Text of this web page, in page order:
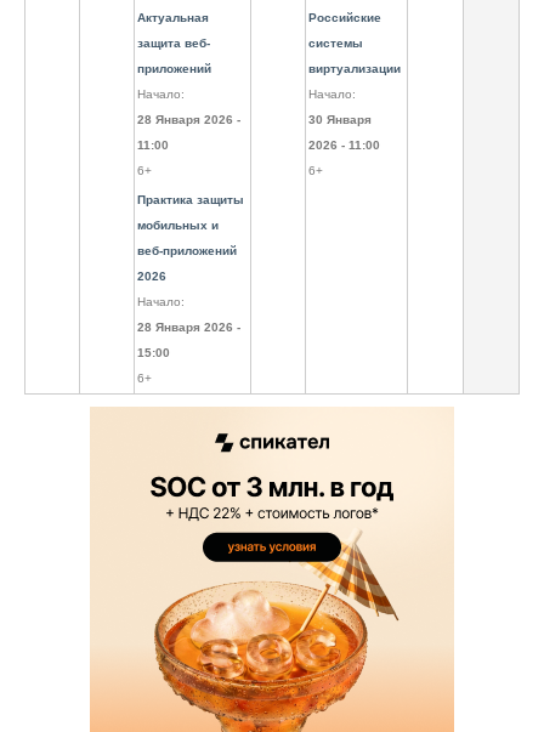
Актуальная
защита веб-
приложений
Начало:
28 Января 2026 -
11:00
6+
Практика защиты
мобильных и
веб-приложений
2026
Начало:
28 Января 2026 -
15:00
6+
Российские
системы
виртуализации
Начало:
30 Января
2026 - 11:00
6+